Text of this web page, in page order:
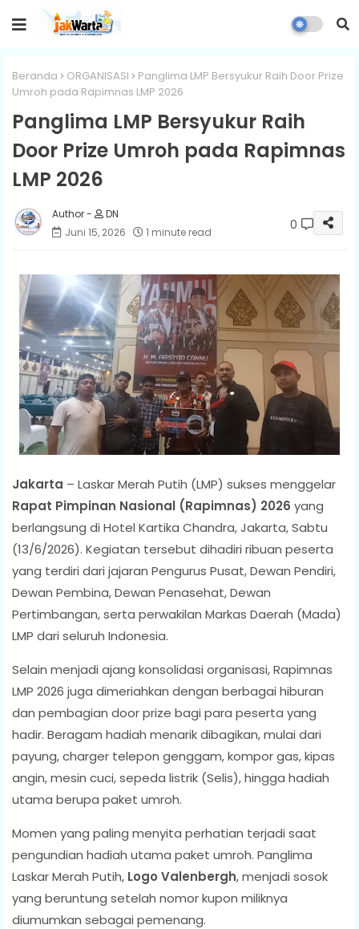
Beranda ORGANISASI
Panglima LMP Bersyukur Raih Door Prize
Umroh pada Rapimnas LMP 2026
Panglima LMP Bersyukur Raih
Door Prize Umroh pada Rapimnas
LMP 2026
DN
Juni 15, 2026
1 minute read 0
Jakarta – Laskar Merah Putih (LMP) sukses menggelar
Rapat Pimpinan Nasional (Rapimnas) 2026 yang
berlangsung di Hotel Kartika Chandra, Jakarta, Sabtu
(13/6/2026). Kegiatan tersebut dihadiri ribuan peserta
yang terdiri dari jajaran Pengurus Pusat, Dewan Pendiri,
Dewan Pembina, Dewan Penasehat, Dewan
Pertimbangan, serta perwakilan Markas Daerah (Mada)
LMP dari seluruh Indonesia.
Selain menjadi ajang konsolidasi organisasi, Rapimnas
LMP 2026 juga dimeriahkan dengan berbagai hiburan
dan pembagian door prize bagi para peserta yang
hadir. Beragam hadiah menarik dibagikan, mulai dari
payung, charger telepon genggam, kompor gas, kipas
angin, mesin cuci, sepeda listrik (Selis), hingga hadiah
utama berupa paket umroh.
Momen yang paling menyita perhatian terjadi saat
pengundian hadiah utama paket umroh. Panglima
Laskar Merah Putih, Logo Valenbergh, menjadi sosok
yang beruntung setelah nomor kupon miliknya
diumumkan sebagai pemenang.